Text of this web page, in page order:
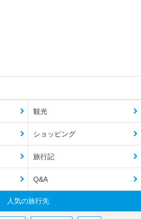
観光
ショッピング
旅行記
Q&A
人気の旅行先